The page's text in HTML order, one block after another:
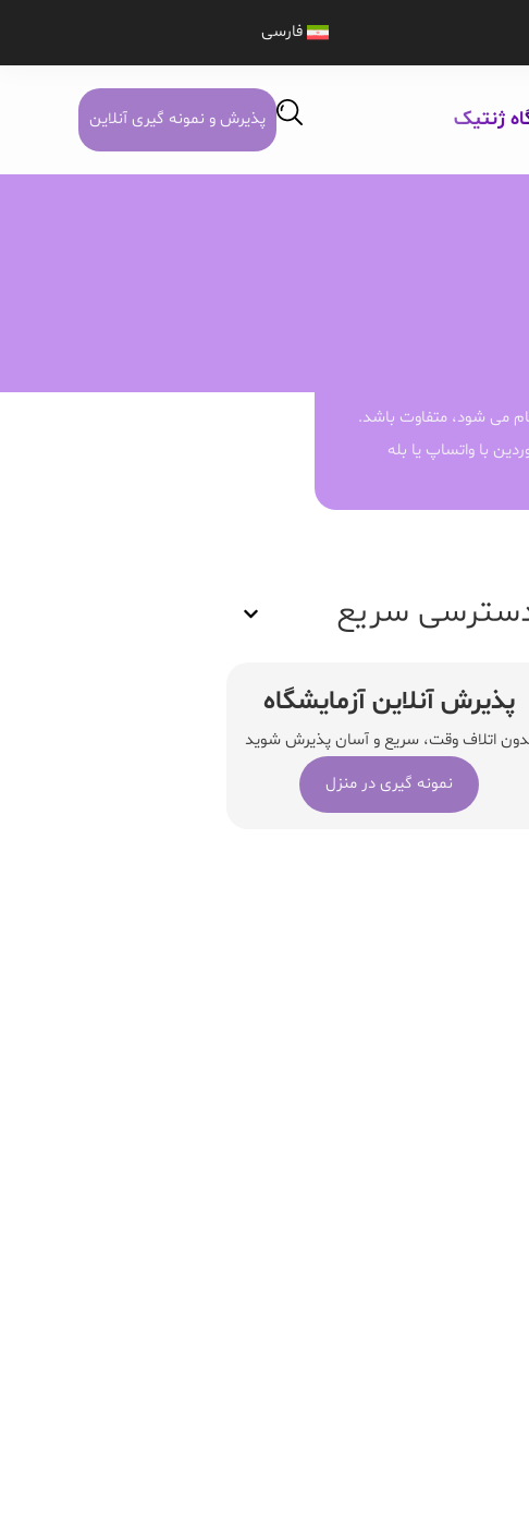
فارسی
ژنتیک پذیرش و نمونه گیری آنلاین
می شود، متفاوت باشد.
با واتساپ یا بله
سریع
پذیرش آنلاین آزمایشگاه
اتلاف وقت، سریع و آسان پذیرش شوید
نمونه گیری در منزل